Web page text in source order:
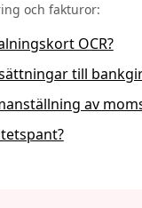
och fakturor:
OCR?
till
av